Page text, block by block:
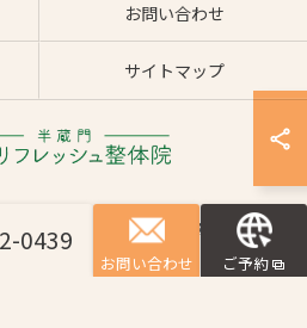
0439
お問い合わせ ご予約
お問い合わせ
サイトマップ
門 首肩リフレッシュ整体院 ALL RIGHTS
RESERVED.